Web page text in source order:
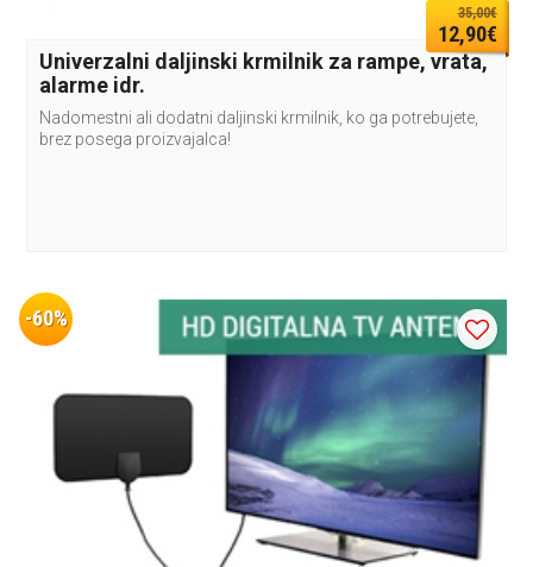
35,00€
12,90€
Univerzalni daljinski krmilnik za rampe, vrata,
alarme idr.
Nadomestni ali dodatni daljinski krmilnik, ko ga potrebujete,
brez posega proizvajalca!
-60%